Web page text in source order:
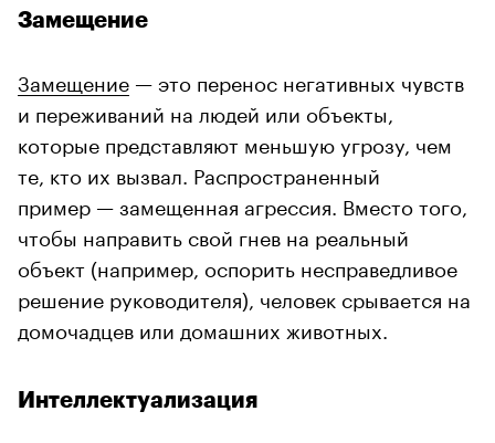
Замещение
Замещение — это перенос негативных чувств
и переживаний на людей или объекты,
которые представляют меньшую угрозу, чем
те, кто их вызвал. Распространенный
пример — замещенная агрессия. Вместо того,
чтобы направить свой гнев на реальный
объект (например, оспорить несправедливое
решение руководителя), человек срывается на
домочадцев или домашних животных.
Интеллектуализация